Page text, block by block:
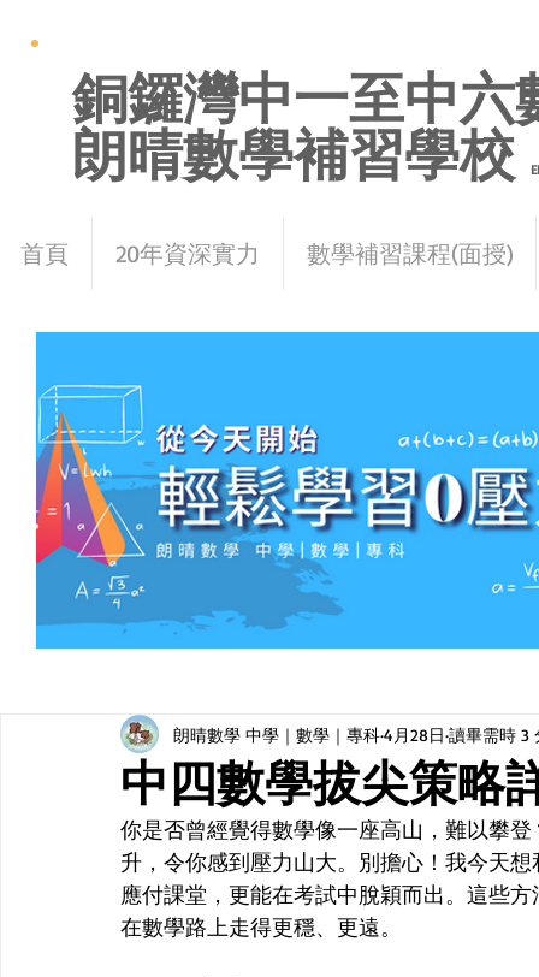
銅鑼灣中一至中六
朗晴數學補習學校
首頁 20年資深實力 數學補習課程(面授)
中四數學拔尖策略
朗晴數學 中學｜數學｜專科4月28日 讀畢需時 3
你是否曾經覺得數學像一座高山，難以攀
升，令你感到壓力山大。別擔心！我今天
應付課堂，更能在考試中脫穎而出。這些
在數學路上走得更穩、更遠。